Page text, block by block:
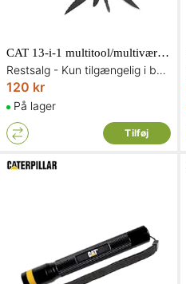
CAT 13-i-1 multitool/multiværktøj 980021IG
Restsalg - Kun tilgængelig i begrænset antal og så længe lager haves
120 kr
På lager
Tilføj